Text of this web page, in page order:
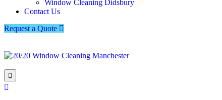
Window Cleaning Didsbury
Contact Us
Request a Quote